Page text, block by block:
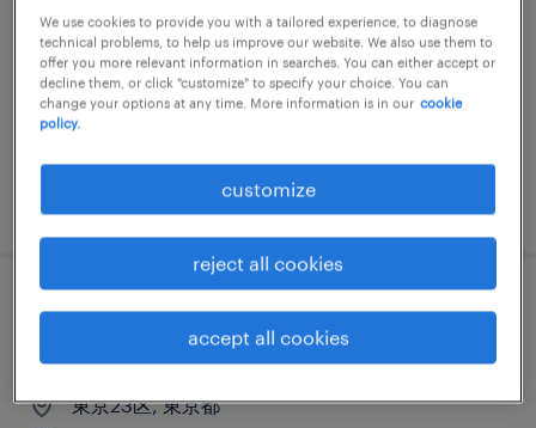
東京23区, 東京都
permanent
¥7,000,000 - ¥12,500,000 per year, 年収700 ～
1,250万円
posted 20 november 2024
pv compliance/audit inspection
readines：製薬企業
東京23区, 東京都
We use cookies to provide you with a tailored experience, to diagnose
technical problems, to help us improve our website. We also use them to
offer you more relevant information in searches. You can either accept or
decline them, or click "customize" to specify your choice. You can
change your options at any time. More information is in our cookie
policy.
customize
reject all cookies
accept all cookies